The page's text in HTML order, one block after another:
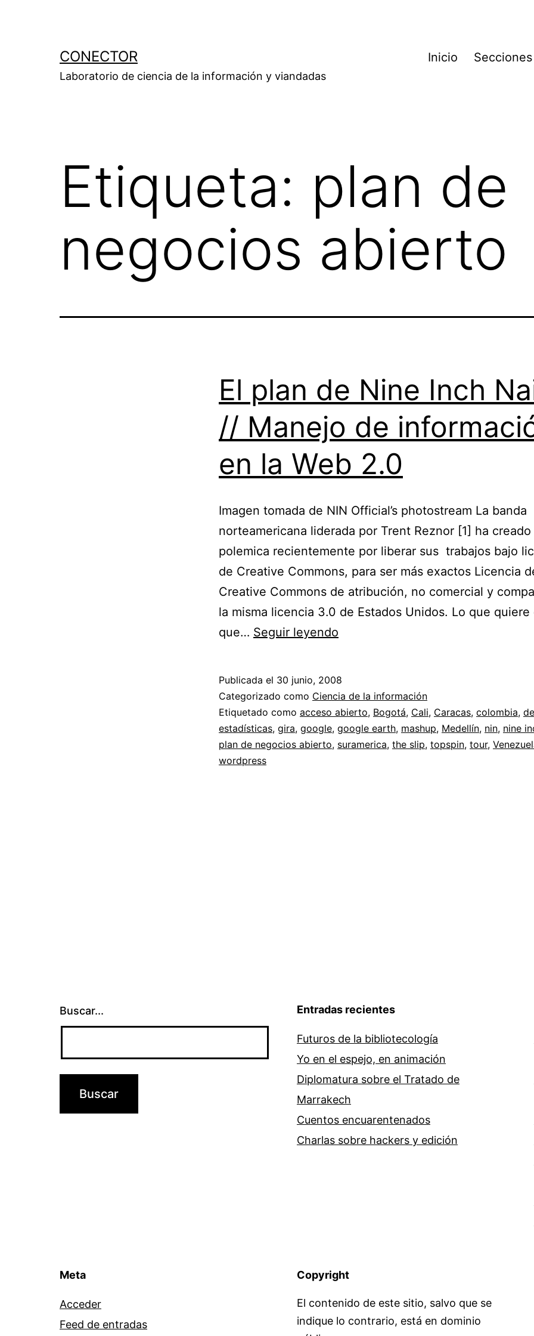
CONECTOR
Laboratorio de ciencia de la información y viandadas
Inicio Secciones
Etiqueta: plan de
negocios abierto
El plan de Nine Inch
// Manejo de
en la Web 2.0
Imagen tomada de NIN Official’s photostream La banda
norteamericana liderada por Trent Reznor [1] ha creado
polemica recientemente por liberar sus trabajos bajo
de Creative Commons, para ser más exactos Licencia
Creative Commons de atribución, no comercial y
la misma licencia 3.0 de Estados Unidos. Lo que quiere
que… Seguir leyendo
Nine
Inch
Nails
//
Publicada el 30 junio, 2008
Categorizado como Ciencia de la información
Etiquetado como acceso abierto, Bogotá, Cali, Caracas, colombia,
estadísticas, gira, google, google earth, mashup, Medellín, nin, nine
plan de negocios abierto, suramerica, the slip, topspin, tour,
wordpress
Buscar... Entradas recientes
Futuros de la bibliotecología
Yo en el espejo, en animación
Diplomatura sobre el Tratado de
Marrakech
Cuentos encuarentenados
Charlas sobre hackers y edición
Meta
Acceder
Feed de entradas
Copyright
El contenido de este sitio, salvo que se
indique lo contrario, está en dominio